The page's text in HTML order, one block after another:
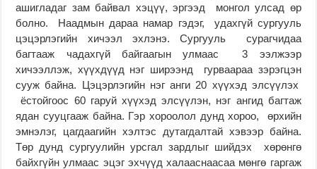
ашигладаг зам байвал хэцүү, эргээд монгол улсад өр
болно. Наадмын дараа намар гэдэг, удахгүй сургууль
цэцэрлэгийн хичээл эхлэнэ. Сургууль сурагчидаа
багтааж чадахгүй байгаагын улмаас 3 ээлжээр
хичээллэж, хүүхдүүд нэг ширээнд гурваараа зэрэгцэн
сууж байна. Цэцэрлэгийн нэг анги 20 хүүхэд элсүүлэх
ёстойгоос 60 гаруй хүүхэд элсүүлэн, нэг ангид багтаж
ядан сууцгааж байна. Гэр хороолол дунд хороо, өрхийн
эмнэлэг, цагдаагийн хэлтэс дутагдалтай хэвээр байна.
Төр дунд сургуулийн урсгал зардлыг шийдэх хөрөнгө
байхгүйн улмаас эцэг эхчүүд халааснаасаа мөнгө гаргаж